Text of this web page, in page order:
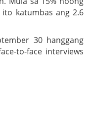
katumbas ang 2.6
30 hanggang
to-face interviews